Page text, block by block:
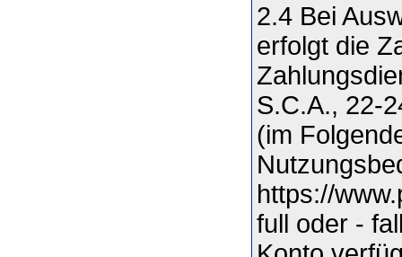
2.4 Bei
erfolgt die
S.C.A., 22-
(im
https://
full oder -